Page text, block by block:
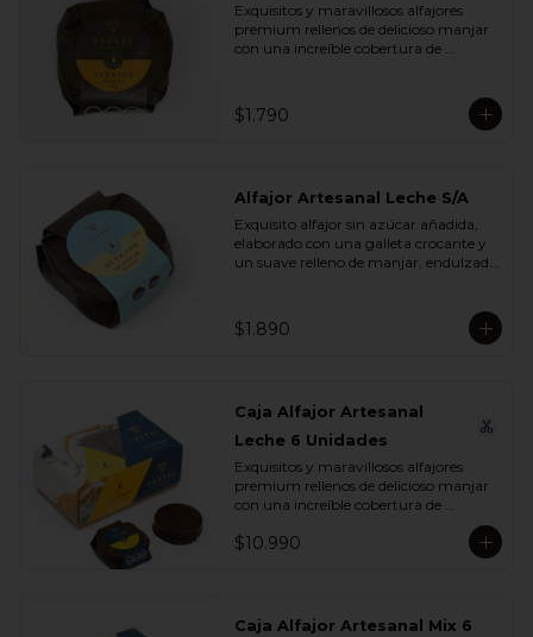
Exquisitos y maravillosos alfajores
premium rellenos de delicioso manjar
con una increíble cobertura de
$1.790
Alfajor Artesanal Leche S/A
Exquisito alfajor sin azúcar añadida,
elaborado con una galleta crocante y
un suave relleno de manjar, endulzado
azúcar, manteniendo todo el sabor y
la textura que buscas.
$1.890
Caja Alfajor Artesanal
Leche 6 Unidades
Exquisitos y maravillosos alfajores
premium rellenos de delicioso manjar
con una increíble cobertura de
compartir con quienes más queremos.
$10.990
Caja Alfajor Artesanal Mix 6